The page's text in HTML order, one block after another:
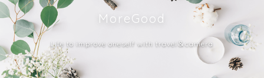
MoreGood
Life to improve oneself with travel＆camera